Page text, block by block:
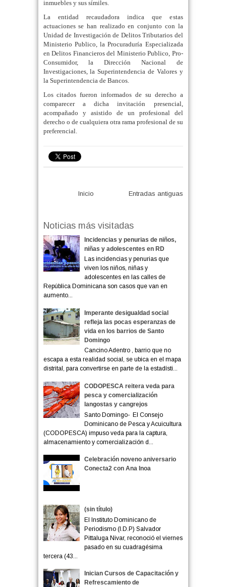
inmuebles y sus símiles.
La entidad recaudadora indica que estas
actuaciones se han realizado en conjunto con la
Unidad de Investigación de Delitos Tributarios del
Ministerio Publico, la Procuraduría Especializada
en Delitos Financieros del Ministerio Publico, Pro-
Consumidor, la Dirección Nacional de
Investigaciones, la Superintendencia de Valores y
la Superintendencia de Bancos.
Los citados fueron informados de su derecho a
comparecer a dicha invitación presencial,
acompañado y asistido de un profesional del
derecho o de cualquiera otra rama profesional de su
preferencial.
Entradas antiguas
Inicio
Noticias más visitadas
Incidencias y penurias de niños,
niñas y adolescentes en RD
Las incidencias y penurias que
viven los niños, niñas y
adolescentes en las calles de
República Dominicana son casos que van en
aumento...
Imperante desigualdad social
refleja las pocas esperanzas de
vida en los barrios de Santo
Domingo
Cancino Adentro , barrio que no
escapa a esta realidad social, se ubica en el mapa
distrital, para convertirse en parte de la estadísti...
CODOPESCA reitera veda para
pesca y comercialización
langostas y cangrejos
Santo Domingo- El Consejo
Dominicano de Pesca y Acuicultura
(CODOPESCA) impuso veda para la captura,
almacenamiento y comercialización d...
Celebración noveno aniversario
Conecta2 con Ana Inoa
(sin título)
El Instituto Dominicano de
Periodismo (I.D.P) Salvador
Pittaluga Nivar, reconoció el viernes
pasado en su cuadragésima
tercera (43...
Inician Cursos de Capacitación y
Refrescamiento de